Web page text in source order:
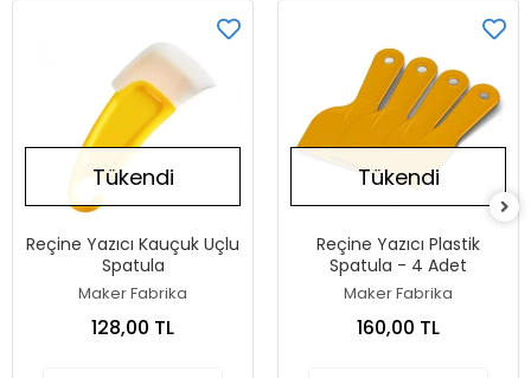
Tükendi
Reçine Yazıcı Kauçuk Uçlu
Spatula
Maker Fabrika
128,00 TL
Tükendi
Reçine Yazıcı Plastik
Spatula - 4 Adet
Maker Fabrika
160,00 TL